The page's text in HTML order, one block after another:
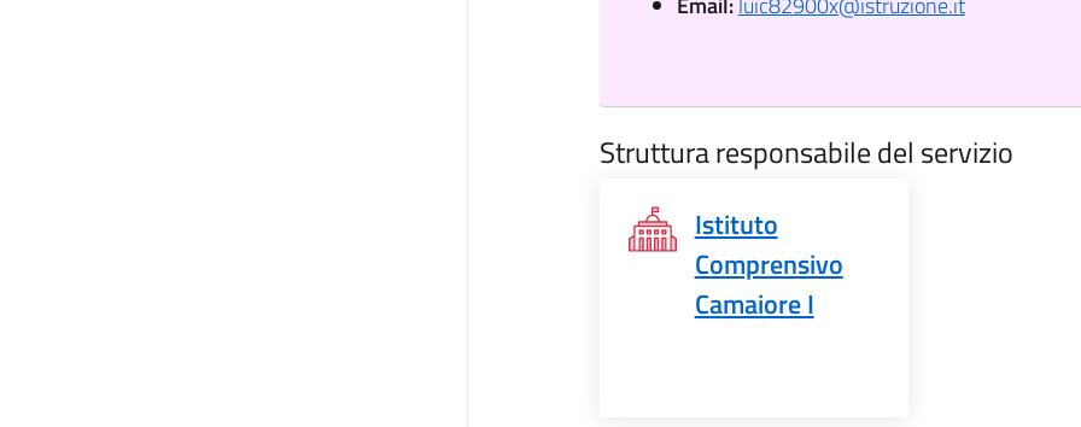
Struttura responsabile del servizio
Istituto
Comprensivo
Camaiore I